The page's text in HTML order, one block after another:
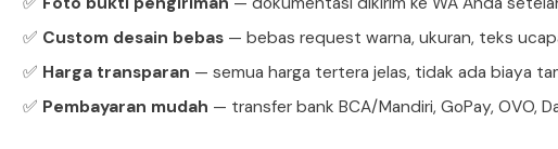
✅ Custom desain bebas — bebas request warna, ukuran, teks
✅ Harga transparan — semua harga tertera jelas, tidak ada biaya
✅ Pembayaran mudah — transfer bank BCA/Mandiri, GoPay, OVO,